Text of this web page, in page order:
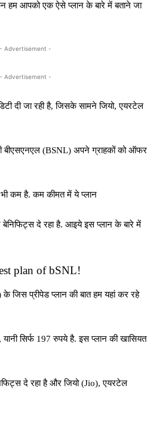
हम आपको एक ऐसे प्लान के बारे में बताने जा
- Advertisement -
- Advertisement -
दी जा रही है, जिसके सामने जियो, एयरटेल
बीएसएनएल (BSNL) अपने ग्राहकों को ऑफर
कम है. कम कीमत में ये प्लान
दे रहा है. आइये इस प्लान के बारे में
plan of bSNL!
जिस प्रीपेड प्लान की बात हम यहां कर रहे
सिर्फ 197 रुपये है. इस प्लान की खासियत
दे रहा है और जियो (Jio), एयरटेल